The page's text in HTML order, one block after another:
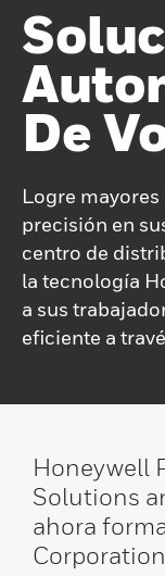
De
Logre
precisión en
centro de
la tecnología
a sus
eficiente a
sus asociados
ojos libres) a
móviles para
maximizar la
Honeywell
Solutions
ahora
Corporation